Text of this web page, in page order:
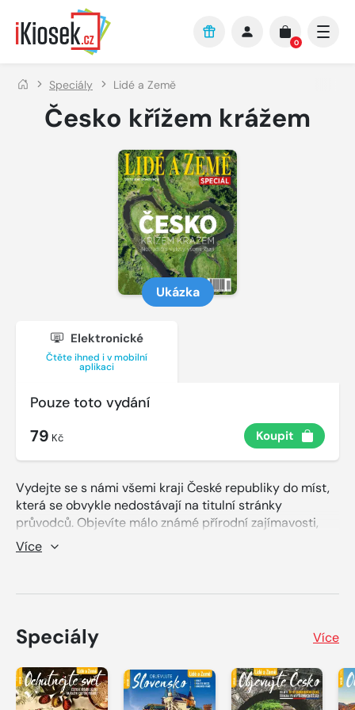
Přejít na hlavní obsah
0
Speciály Lidé a Země
Česko křížem krážem
Ukázka
Elektronické
Čtěte ihned i v mobilní
aplikaci
Pouze toto vydání
79 Kč Koupit
Vydejte se s námi všemi kraji České republiky do míst,
která se obvykle nedostávají na titulní stránky
průvodců. Objevíte málo známé přírodní zajímavosti,
hrady a tvrze nebo skanzeny, vykoupete se v rybnících,
ochutnáte místní speciality, projedete se na kole nebo
i poklady, které se neokoukají. Tenhle speciál časopisu
výlety, která čeká, až se stane vaším věrným
průvodcem po krásách naší domoviny.
Více
Speciály Více